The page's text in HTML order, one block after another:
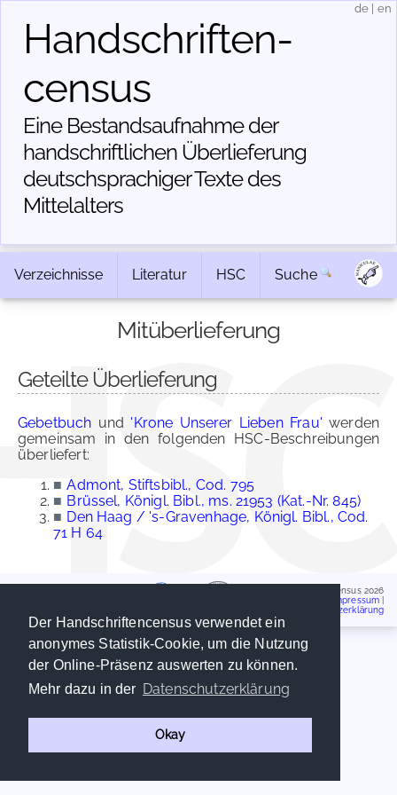
Der Handschriftencensus verwendet ein
anonymes Statistik-Cookie, um die Nutzung
der Online-Präsenz auswerten zu können.
Mehr dazu in der Datenschutzerklärung
Okay
Handschriften­
census
Eine Bestandsaufnahme der
handschriftlichen Über­lieferung
deutschsprachiger Texte des
Mittelalters
de en
Verzeichnisse Literatur HSC Suche
Mitüberlieferung
Geteilte Überlieferung
Gebetbuch und 'Krone Unserer Lieben Frau' werden
gemeinsam in den folgenden HSC-Beschreibungen
überliefert:
■ Admont, Stiftsbibl., Cod. 795
■ Brüssel, Königl. Bibl., ms. 21953 (Kat.-Nr. 845)
■ Den Haag / 's-Gravenhage, Königl. Bibl., Cod.
71 H 64
Handschriftencensus 2026
Impressum
Datenschutzerklärung